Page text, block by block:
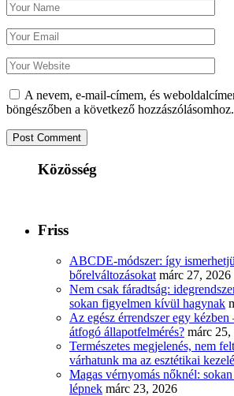
A nevem, e-mail-címem, és
böngészőben a következő hozzászólásomhoz.
Közösség
Friss
ABCDE‑módszer: így
bőrelváltozásokat márc 27, 2026
Nem csak fáradtság:
sokan figyelmen kívül hagynak
Az egész érrendszer egy
átfogó állapotfelmérés? márc 25,
Természetes megjelenés, nem
várhatunk ma az esztétikai
Magas vérnyomás nőknél:
lépnek márc 23, 2026